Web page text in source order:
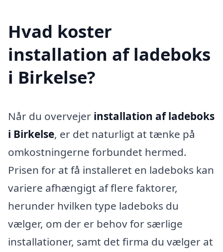
Hvad koster
installation af ladeboks
i Birkelse?
Når du overvejer installation af ladeboks
i Birkelse, er det naturligt at tænke på
omkostningerne forbundet hermed.
Prisen for at få installeret en ladeboks kan
variere afhængigt af flere faktorer,
herunder hvilken type ladeboks du
vælger, om der er behov for særlige
installationer, samt det firma du vælger at